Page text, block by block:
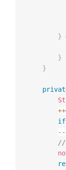
}
}
}
++
if
--
//